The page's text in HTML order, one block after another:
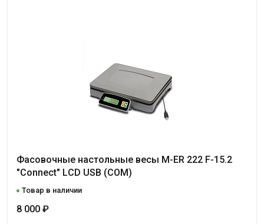
Фасовочные настольные весы M-ER 222 F-15.2
"Connect" LСD USB (COM)
Товар в наличии
8 000 ₽